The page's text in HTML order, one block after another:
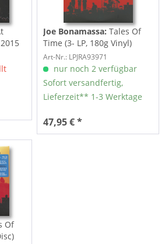
Joe Bonamassa:Tales Of
Time (3- LP, 180g Vinyl)
Art-Nr.: LPJRA93971
nur noch 2 verfügbar
Sofort versandfertig,
Lieferzeit** 1-3 Werktage
47,95 € *
Of